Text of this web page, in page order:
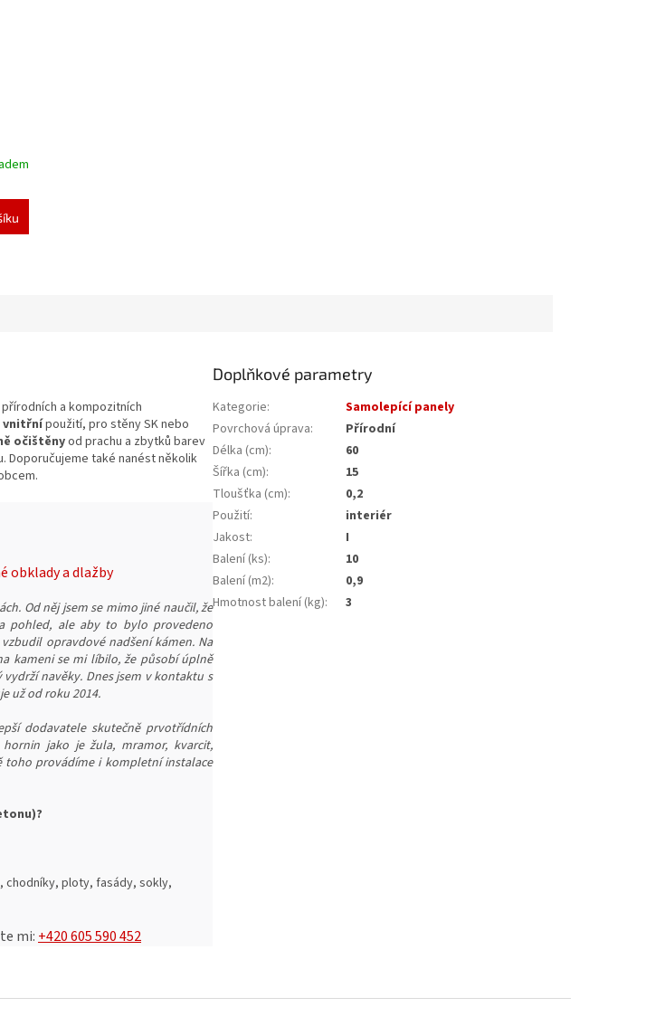
a kompozitních
vnitřnípoužití, pro stěny SK nebo
očištěnyod prachu a zbytků barev
Doporučujeme také nanést několik
obklady a dlažby
Od něj jsem se mimo jiné naučil, že
pohled, ale aby to bylo provedeno
opravdové nadšení kámen. Na
kameni se mi líbilo, že působí úplně
navěky. Dnes jsem v kontaktu s
už od roku 2014.
dodavatele skutečně prvotřídních
jako je žula, mramor, kvarcit,
toho provádíme i kompletní instalace
chodníky, ploty, fasády, sokly,
mi:+420 605 590 452
Doplňkové parametry
Kategorie:
Samolepící panely
Povrchová úprava:
Přírodní
Délka (cm):
60
Šířka (cm):
15
Tloušťka (cm):
0,2
Použití:
interiér
Jakost:
I
Balení (ks):
10
Balení (m2):
0,9
Hmotnost balení (kg): 3